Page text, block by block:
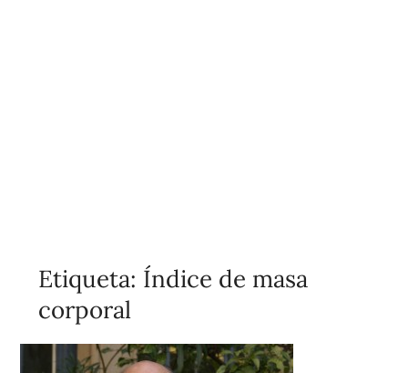
Etiqueta: Índice de masa
corporal